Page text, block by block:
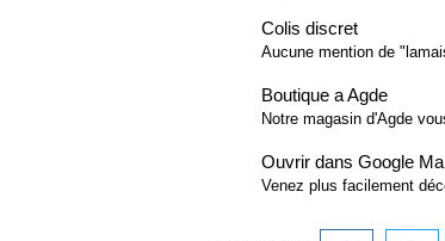
Colis discret
Aucune mention de
Boutique a Agde
Notre magasin d'Agde
Ouvrir dans Google
Venez plus facilement